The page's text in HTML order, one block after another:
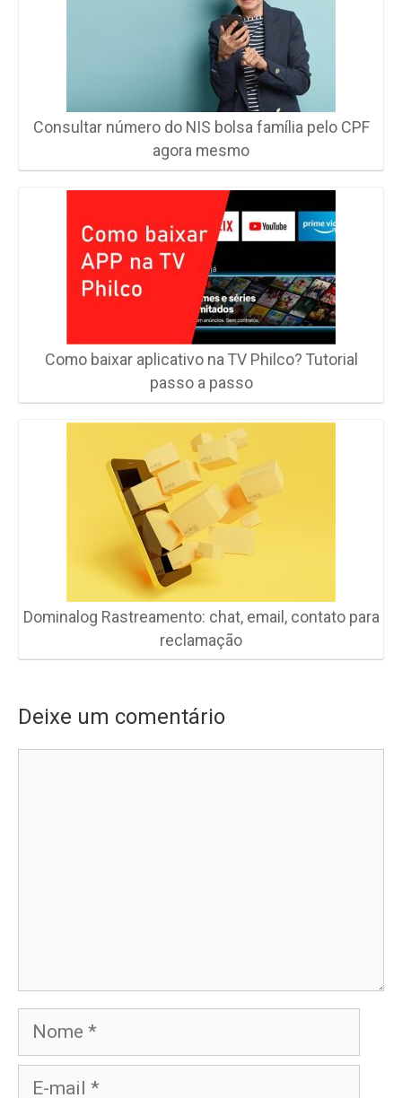
Consultar número do NIS bolsa família pelo CPF
agora mesmo
Como baixar aplicativo na TV Philco? Tutorial
passo a passo
Dominalog Rastreamento: chat, email, contato para
reclamação
Deixe um comentário
Nome